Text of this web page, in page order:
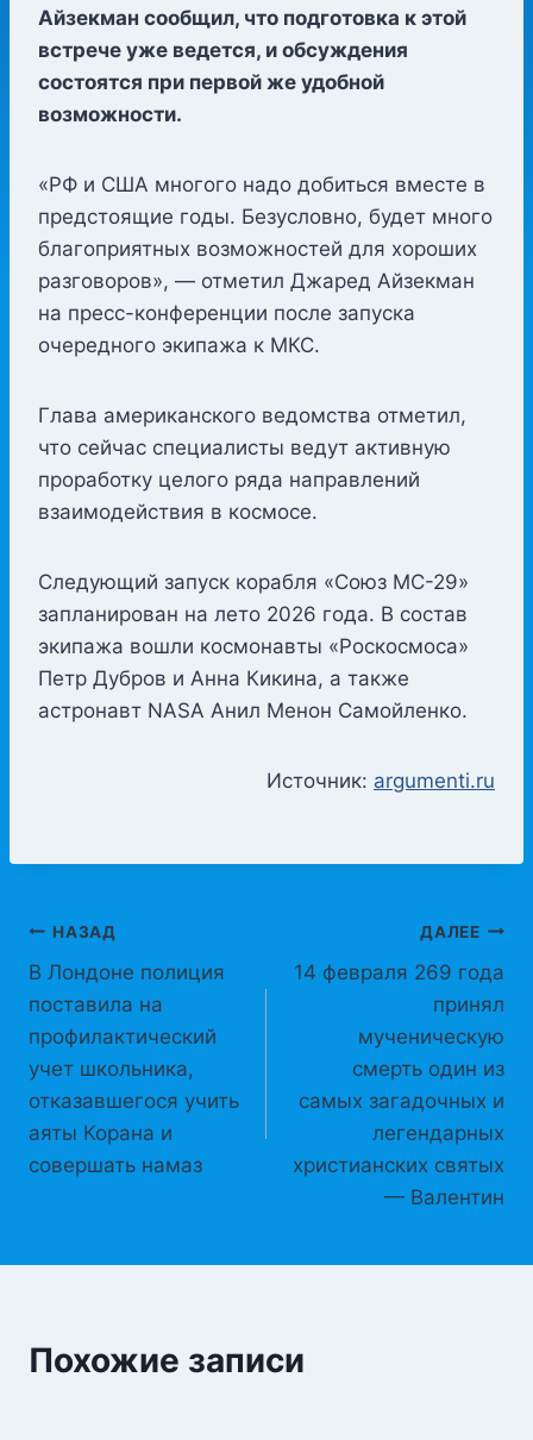
Айзекман сообщил, что подготовка к этой
встрече уже ведется, и обсуждения
состоятся при первой же удобной
возможности.
«РФ и США многого надо добиться вместе в
предстоящие годы. Безусловно, будет много
благоприятных возможностей для хороших
разговоров», — отметил Джаред Айзекман
на пресс-конференции после запуска
очередного экипажа к МКС.
Глава американского ведомства отметил,
что сейчас специалисты ведут активную
проработку целого ряда направлений
взаимодействия в космосе.
Следующий запуск корабля «Союз МС-29»
запланирован на лето 2026 года. В состав
экипажа вошли космонавты «Роскосмоса»
Петр Дубров и Анна Кикина, а также
астронавт NASA Анил Менон Самойленко.
Источник: argumenti.ru
Навигация
по
записям
НАЗАД
В Лондоне полиция
поставила на
профилактический
учет школьника,
отказавшегося учить
аяты Корана и
совершать намаз
ДАЛЕЕ
14 февраля 269 года
принял
мученическую
смерть один из
самых загадочных и
легендарных
христианских святых
— Валентин
Похожие записи